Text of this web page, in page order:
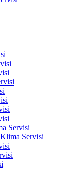
Servisi
Servisi